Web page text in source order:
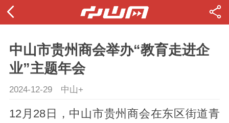
中山市贵州商会举办“教育走进企
业”主题年会
2024-12-29 中山+
12月28日，中山市贵州商会在东区街道青